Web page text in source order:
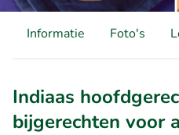
Informatie Foto's
Indiaas
bijgerechten voor